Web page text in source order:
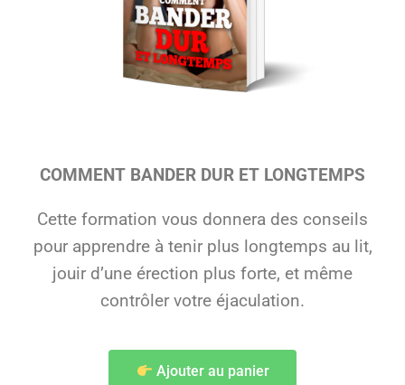
COMMENT BANDER DUR ET LONGTEMPS
Cette formation vous donnera des conseils
pour apprendre à tenir plus longtemps au lit,
jouir d’une érection plus forte, et même
contrôler votre éjaculation.
Ajouter au panier